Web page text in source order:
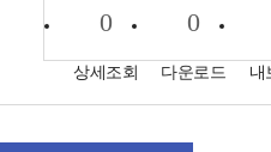
0
상세조회
0
다운로드 내